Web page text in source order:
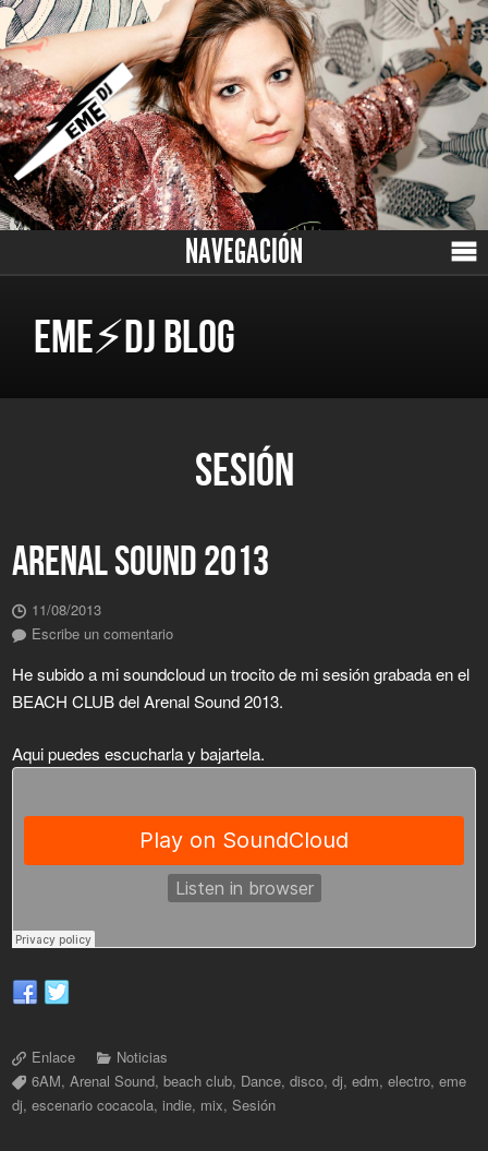
NAVEGACIÓN
EME⚡DJ BLOG
SESIÓN
ARENAL SOUND 2013
11/08/2013
Escribe un comentario
He subido a mi soundcloud un trocito de mi sesión grabada en el
BEACH CLUB del Arenal Sound 2013.
Aqui puedes escucharla y bajartela.
Enlace
Noticias
6AM,Arenal Sound,beach club, Dance,disco,dj,edm,electro,eme
dj,escenario cocacola,indie, mix,Sesión